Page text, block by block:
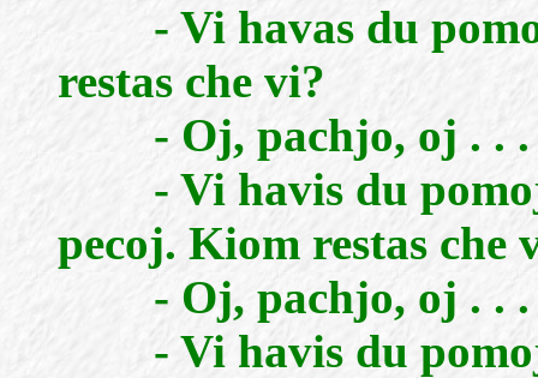
- Vi havas du
restas che vi?
- Oj, pachjo, oj . . .
- Vi havis du
pecoj. Kiom restas che
- Oj, pachjo, oj . . .
- Vi havis du